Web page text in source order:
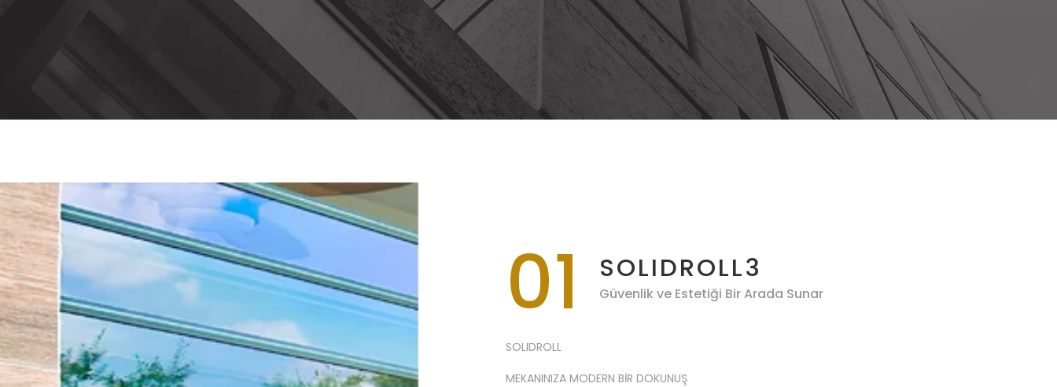
01 SOLIDROLL3
Güvenlik ve Estetiği Bir Arada Sunar
SOLIDROLL
MEKANINIZA MODERN BİR DOKUNUŞ